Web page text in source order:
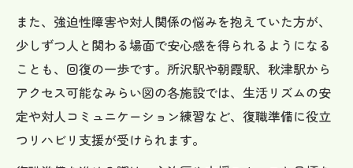
また、強迫性障害や対人関係の悩みを抱えていた方が、
少しずつ人と関わる場面で安心感を得られるようになる
ことも、回復の一歩です。所沢駅や朝霞駅、秋津駅から
アクセス可能なみらい図の各施設では、生活リズムの安
定や対人コミュニケーション練習など、復職準備に役立
つリハビリ支援が受けられます。